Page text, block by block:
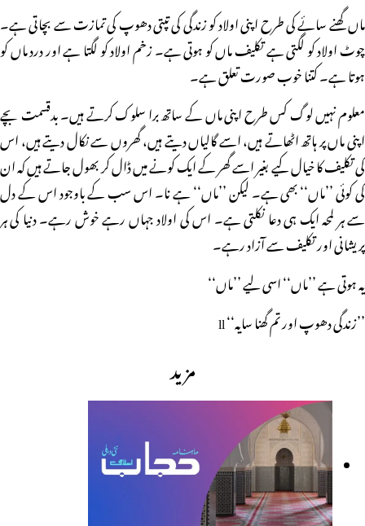
ماں گھنے سائے کی طرح اپنی اولاد کو زندگی کی تپتی دھوپ کی تمازت سے بچاتی ہے۔
چوٹ اولاد کو لگتی ہے تکلیف ماں کو ہوتی ہے۔ زخم اولاد کو لگتا ہے اور درد ماں کو
ہوتا ہے۔ کتنا خوب صورت تعلق ہے۔
معلوم نہیں لوگ کس طرح اپنی ماں کے ساتھ برا سلوک کرتے ہیں۔ بدقسمت بچے
اپنی ماں پر ہاتھ اٹھاتے ہیں، اسے گالیاں دیتے ہیں، گھروں سے نکال دیتے ہیں، اس
کی تکلیف کا خیال کیے بغیر اسے گھر کے ایک کونے میں ڈال کر بھول جاتے ہیں کہ ان
کی کوئی ’’ماں‘‘ بھی ہے۔ لیکن ’’ماں‘‘ ہے نا۔ اس سب کے باوجود اس کے دل
سے ہر لمحہ ایک ہی دعا نکلتی ہے۔ اس کی اولاد جہاں رہے خوش رہے۔ دنیا کی ہر
پریشانی اور تکلیف سے آزاد رہے۔
یہ ہوتی ہے ’’ماں‘‘ اسی لیے ’’ماں‘‘
’’زندگی دھوپ اور تم گھنا سایہ‘‘ ll
مزید